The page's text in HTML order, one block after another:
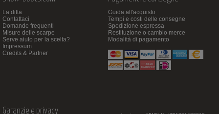
La ditta
Contattaci
Domande frequenti
Misure delle scarpe
Serve aiuto per la scelta?
Impressum
Credits & Partner
Guida all'acquisto
Tempi e costi delle consegne
Spedizione espressa
Restituzione o cambio merce
Modalità di pagamento
Garanzie e privacy